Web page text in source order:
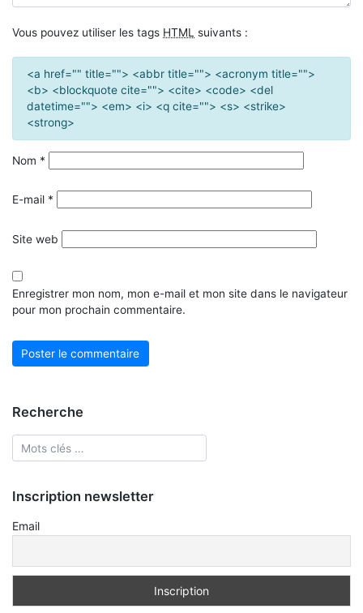
Vous pouvez utiliser les tags HTML suivants :
<a href="" title=""> <abbr title=""> <acronym title="">
<b> <blockquote cite=""> <cite> <code> <del
datetime=""> <em> <i> <q cite=""> <s> <strike>
<strong>
Nom *
E-mail *
Site web
Enregistrer mon nom, mon e-mail et mon site dans le navigateur
pour mon prochain commentaire.
Recherche
Inscription newsletter
Email